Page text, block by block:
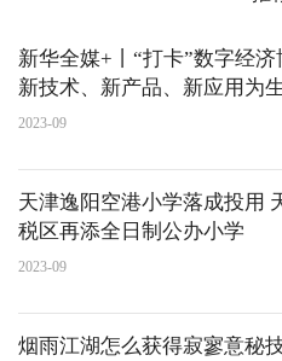
新华全媒+丨“打卡”数字经济
新技术、新产品、新应用为
2023-09
天津逸阳空港小学落成投用
税区再添全日制公办小学
2023-09
烟雨江湖怎么获得寂寥意秘